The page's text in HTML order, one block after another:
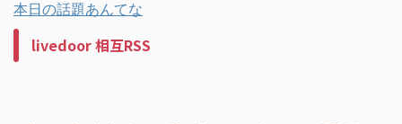
本日の話題あんてな
livedoor 相互RSS